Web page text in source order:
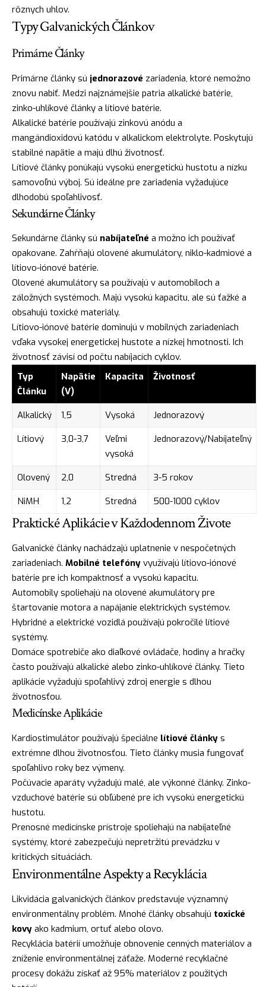
rôznych uhlov.
Typy Galvanických Článkov
Primárne Články
Primárne články sú jednorazové zariadenia, ktoré nemožno
znovu nabiť. Medzi najznámejšie patria alkalické batérie,
zinko-uhlíkové články a lítiové batérie.
Alkalické batérie používajú zinkovú anódu a
mangándioxidovú katódu v alkalickom elektrolyte. Poskytujú
stabilné napätie a majú dlhú životnosť.
Lítiové články ponúkajú vysokú energetickú hustotu a nízku
samovoľnú výboj. Sú ideálne pre zariadenia vyžadujúce
dlhodobú spoľahlivosť.
Sekundárne Články
Sekundárne články sú nabíjateľné a možno ich používať
opakovane. Zahŕňajú olovené akumulátory, niklo-kadmiové a
lítiovo-iónové batérie.
Olovené akumulátory sa používajú v automobiloch a
záložných systémoch. Majú vysokú kapacitu, ale sú ťažké a
obsahujú toxické materiály.
Lítiovo-iónové batérie dominujú v mobilných zariadeniach
vďaka vysokej energetickej hustote a nízkej hmotnosti. Ich
životnosť závisí od počtu nabíjacích cyklov.
Typ
Článku
Napätie
(V)
Kapacita Životnosť
Alkalický 1,5 Vysoká
Jednorazový
Lítiový
3,0-3,7
Veľmi
vysoká
Jednorazový/Nabíjateľný
Olovený 2,0 Stredná
3-5 rokov
NiMH
1,2 Stredná 500-1000 cyklov
Praktické Aplikácie v Každodennom Živote
Galvanické články nachádzajú uplatnenie v nespočetných
zariadeniach. Mobilné telefóny využívajú lítiovo-iónové
batérie pre ich kompaktnosť a vysokú kapacitu.
Automobily spoliehajú na olovené akumulátory pre
štartovanie motora a napájanie elektrických systémov.
Hybridné a elektrické vozidlá používajú pokročilé lítiové
systémy.
Domáce spotrebiče ako diaľkové ovládače, hodiny a hračky
často používajú alkalické alebo zinko-uhlíkové články. Tieto
aplikácie vyžadujú spoľahlivý zdroj energie s dlhou
životnosťou.
Medicínske Aplikácie
Kardiostimulátor používajú špeciálne lítiové články s
extrémne dlhou životnosťou. Tieto články musia fungovať
spoľahlivo roky bez výmeny.
Počúvacie aparáty vyžadujú malé, ale výkonné články. Zinko-
vzduchové batérie sú obľúbené pre ich vysokú energetickú
hustotu.
Prenosné medicínske prístroje spoliehajú na nabíjateľné
systémy, ktoré zabezpečujú nepretržitú prevádzku v
kritických situáciách.
Environmentálne Aspekty a Recyklácia
Likvidácia galvanických článkov predstavuje významný
environmentálny problém. Mnohé články obsahujú toxické
kovy ako kadmium, ortuť alebo olovo.
Recyklácia batérií umožňuje obnovenie cenných materiálov a
zníženie environmentálnej záťaže. Moderné recyklačné
procesy dokážu získať až 95% materiálov z použitých